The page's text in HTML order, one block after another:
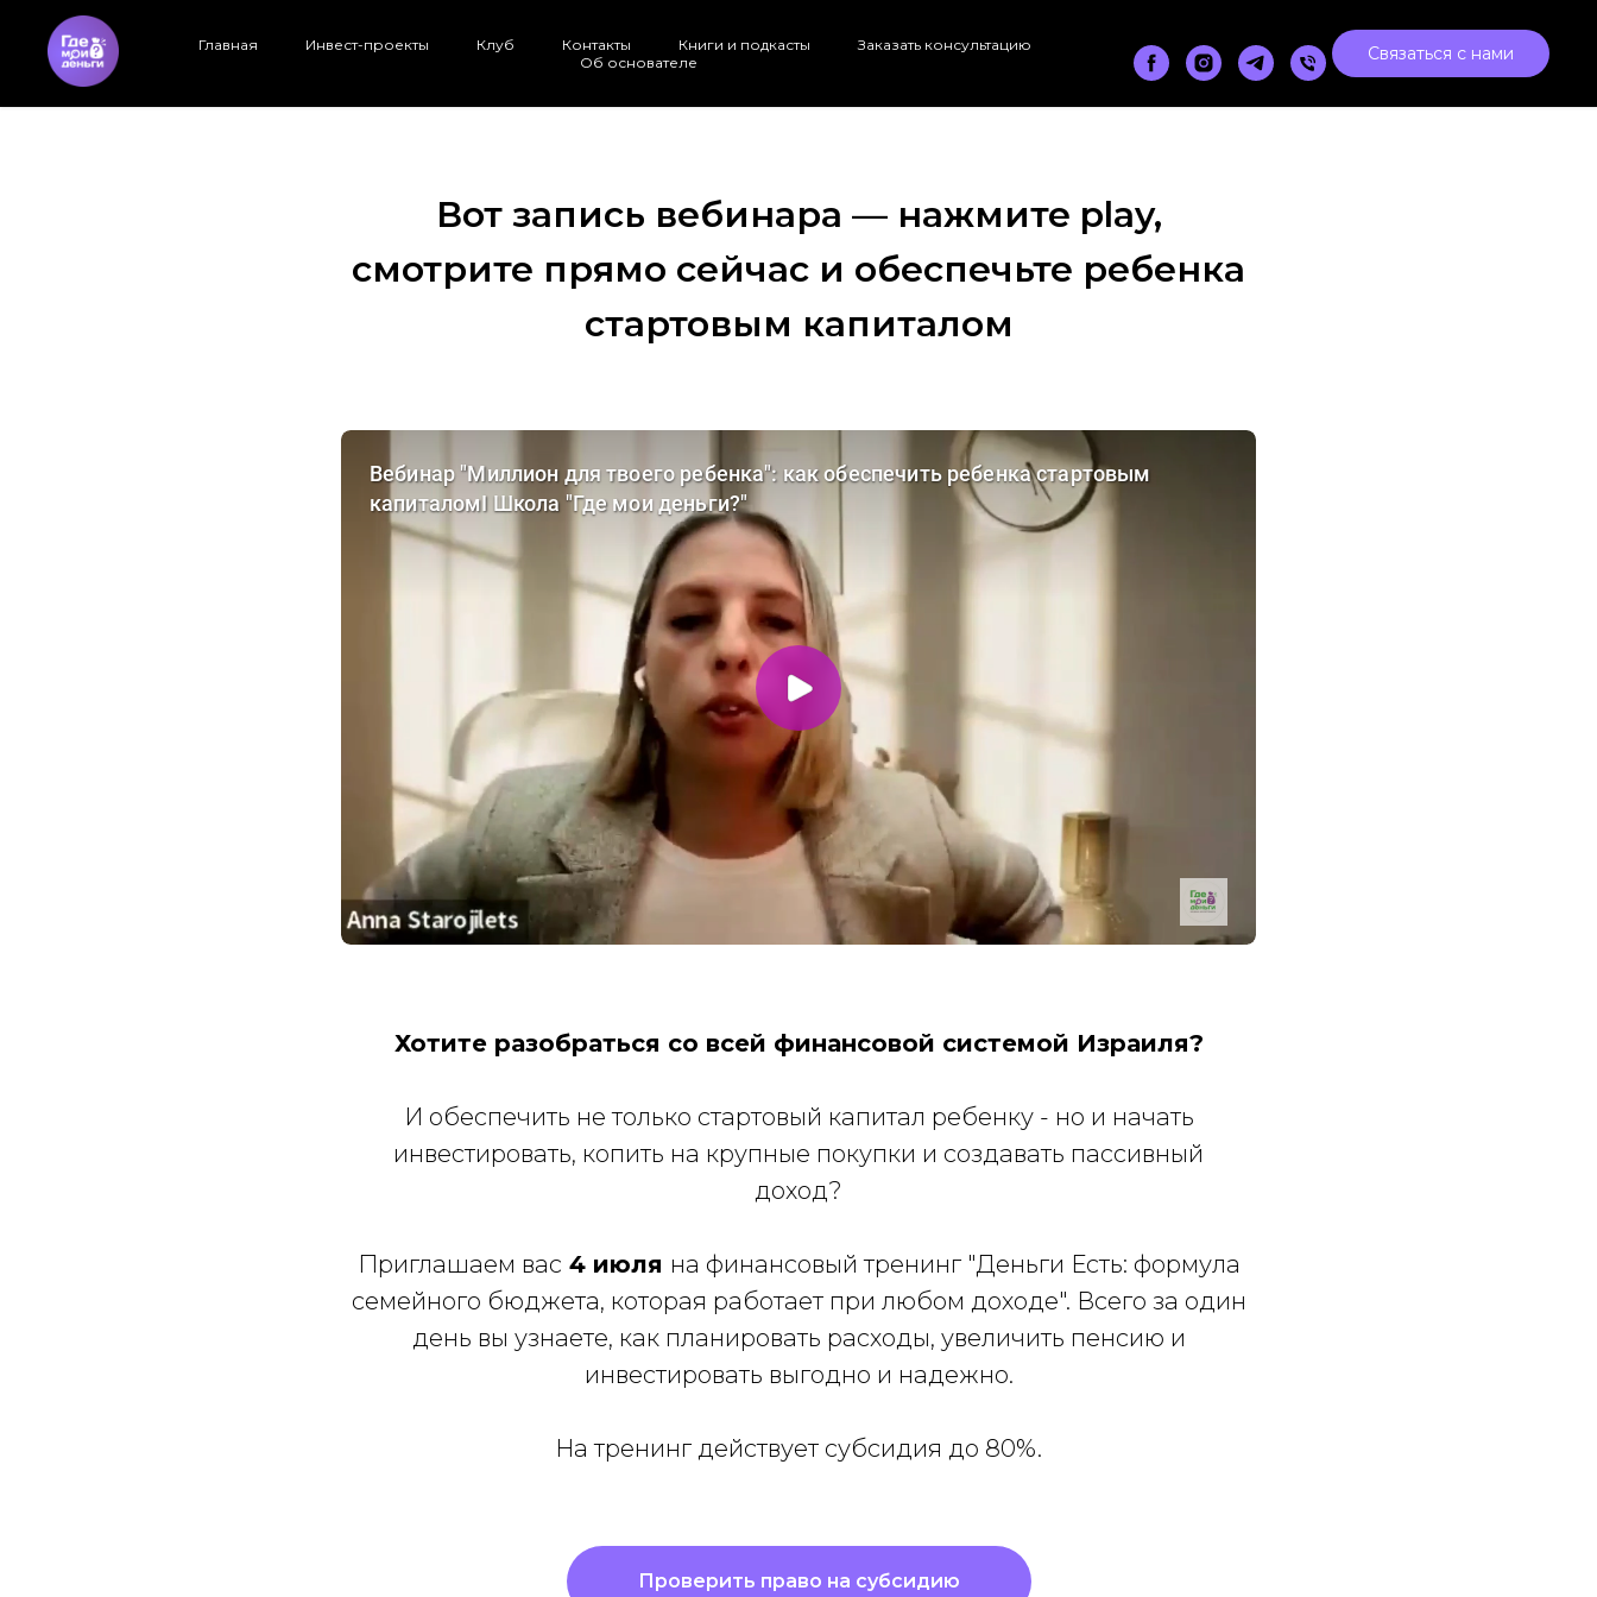
Главная Инвест-проекты Клуб Контакты Книги и подкасты
Заказать консультацию
Об основателе
Связаться с нами
Вот запись вебинара — нажмите play,
смотрите прямо сейчас и обеспечьте ребенка
стартовым капиталом
Хотите разобраться со всей финансовой системой Израиля?
И обеспечить не только стартовый капитал ребенку - но и начать
инвестировать, копить на крупные покупки и создавать пассивный
доход?
Приглашаем вас 4 июля на финансовый тренинг "Деньги Есть: формула
семейного бюджета, которая работает при любом доходе". Всего за один
день вы узнаете, как планировать расходы, увеличить пенсию и
инвестировать выгодно и надежно.
На тренинг действует субсидия до 80%.
Проверить право на субсидию